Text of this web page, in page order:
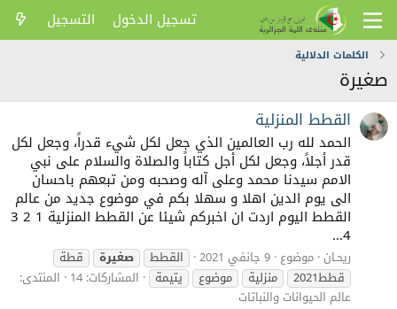
تسجيل الدخول التسجيل
الكلمات الدلالية
صغيرة
القطط المنزلية
الحمد لله رب العالمين الذي جعل لكل شيء قدراً، وجعل لكل
قدر أجلاً، وجعل لكل أجل كتاباً والصلاة والسلام على نبي
الامم سيدنا محمد وعلى آله وصحبه ومن تبعهم باحسان
الى يوم الدين اهلا و سهلا بكم في موضوع جديد من عالم
القطط اليوم اردت ان اخبركم شيئا عن القطط المنزلية 1 2 3
4...
ريحـان موضوع 9 جانفي 2021 القطط صغيرة
قطة
قطط2021
منزلية موضوع يتيمة المشاركات: 14
المنتدى:
عالم الحيوانات والنباتات